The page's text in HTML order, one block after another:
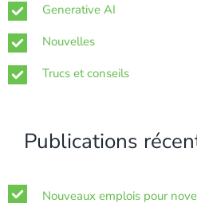
Generative AI
Nouvelles
Trucs et conseils
Publications
Nouveaux emplois pour